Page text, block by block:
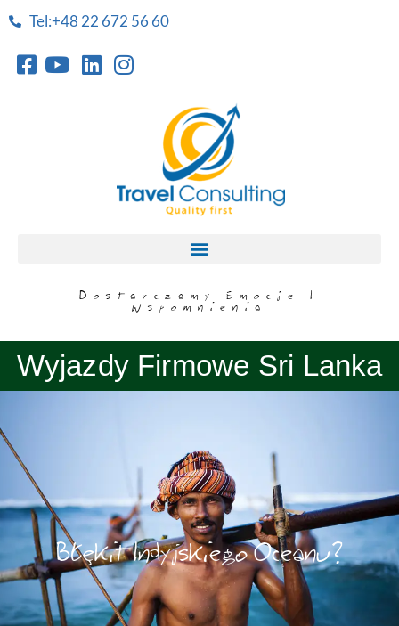
Tel:+48 22 672 56 60
Dostarczamy Emocje I
Wspomnienia
Wyjazdy Firmowe Sri Lanka
Błękit Indyjskiego Oceanu?